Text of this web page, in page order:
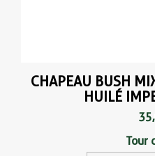
CHAPEAU BUSH
HUILÉ
Tour